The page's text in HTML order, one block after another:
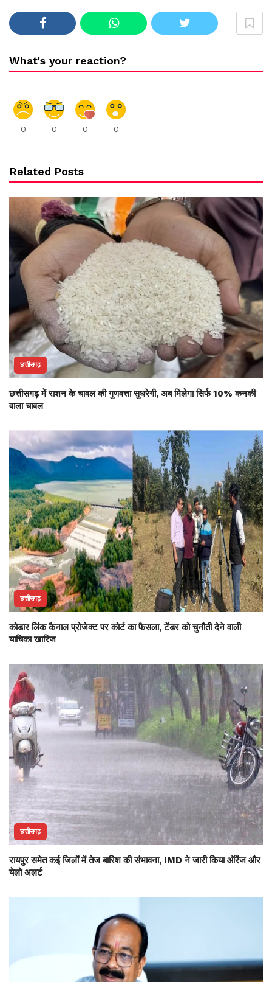
What's your reaction?
0 0 0 0
Related Posts
छत्तीसगढ़
छत्तीसगढ़ में राशन के चावल की गुणवत्ता सुधरेगी, अब मिलेगा सिर्फ 10% कनकी
वाला चावल
छत्तीसगढ़
कोडार लिंक कैनाल प्रोजेक्ट पर कोर्ट का फैसला, टेंडर को चुनौती देने वाली
याचिका खारिज
छत्तीसगढ़
रायपुर समेत कई जिलों में तेज बारिश की संभावना, IMD ने जारी किया ऑरेंज और
येलो अलर्ट